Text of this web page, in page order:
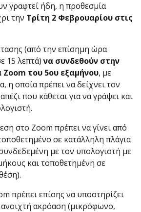
γραφτεί ήδη, η προθεσμία
την Τρίτη 2 Φεβρουαρίου στις
(από την επίσημη ώρα
15 λεπτά)να συνδεθούν στην
Zoom του 5ου εξαμήνου, με
η οποία πρέπει να δείχνει τον
που κάθεται για να γράψει και
στο Zoom πρέπει να γίνει από
σε κατάλληλη πλάγια
με τον υπολογιστή με
και τοποθετημένη σε
πρέπει επίσης να υποστηρίζει
ακρόαση (μικρόφωνο,